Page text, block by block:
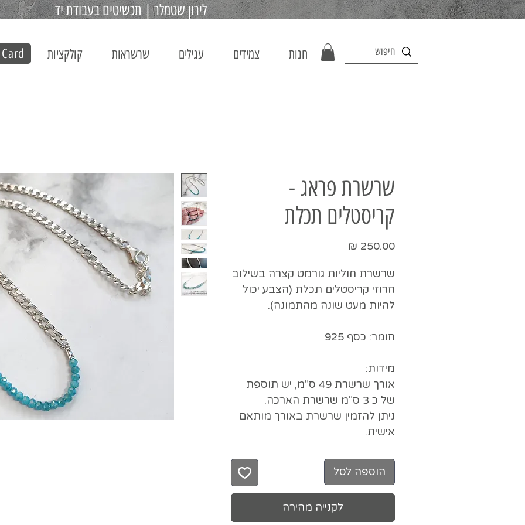
לירון שטמלר | תכשיטים בעבודת יד
חנות צמידים עגילים שרשראות קולקציות
שרשרת פראג -
קריסטלים תכלת
שרשרת חוליות גורמט קצרה בשילוב
חרוזי קריסטלים תכלת (הצבע יכול
להיות מעט שונה מהתמונה).
חומר: כסף 925
מידות:
אורך שרשרת 49 ס"מ, יש תוספת
של כ 3 ס"מ שרשרת הארכה.
ניתן להזמין שרשרת באורך מותאם
אישית.
הוספה לסל
לקנייה מהירה